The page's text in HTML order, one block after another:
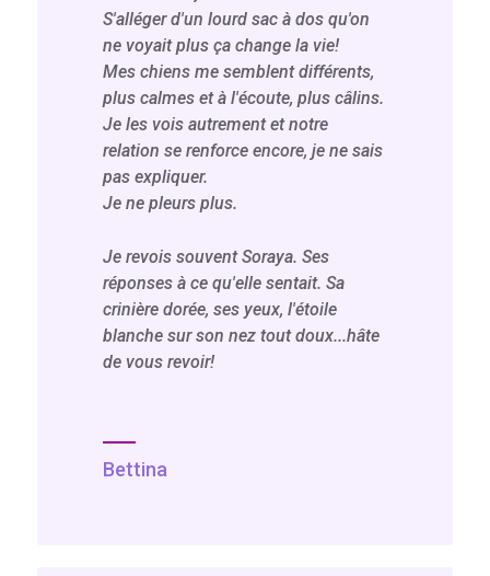
S'alléger d'un lourd sac à dos qu'on
ne voyait plus ça change la vie!
Mes chiens me semblent différents,
plus calmes et à l'écoute, plus câlins.
Je les vois autrement et notre
relation se renforce encore, je ne sais
pas expliquer.
Je ne pleurs plus.
Je revois souvent Soraya. Ses
réponses à ce qu'elle sentait. Sa
crinière dorée, ses yeux, l'étoile
blanche sur son nez tout doux...hâte
de vous revoir!
Bettina